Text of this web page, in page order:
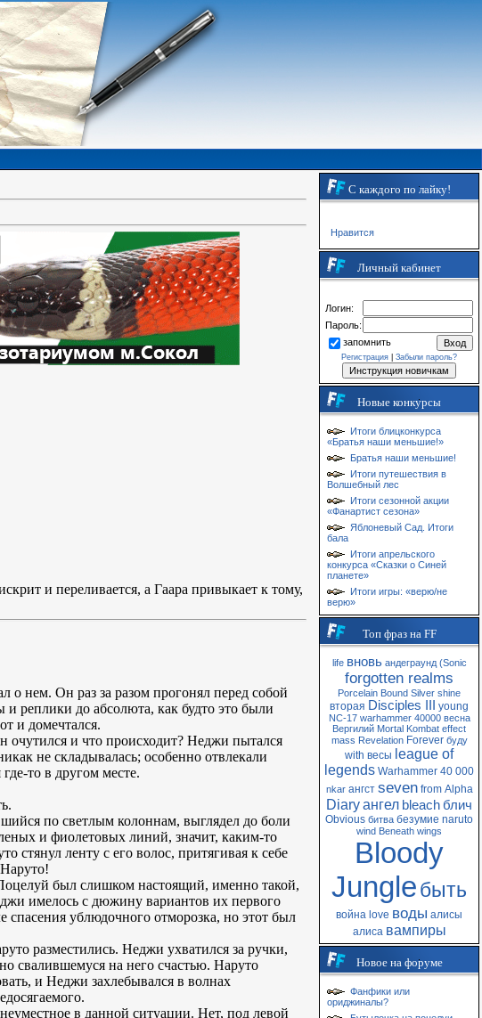
и переливается, а Гаара привыкает к тому,
о нем. Он раз за разом прогонял перед собой
и реплики до абсолюта, как будто это были
и домечтался.
и что происходит? Неджи пытался
не складывалась; особенно отвлекали
то в другом месте.
по светлым колоннам, выглядел до боли
и фиолетовых линий, значит, каким-то
стянул ленту с его волос, притягивая к себе
был слишком настоящий, именно такой,
имелось с дюжину вариантов их первого
спасения ублюдочного отморозка, но этот был
разместились. Неджи ухватился за ручки,
свалившемуся на него счастью. Наруто
и Неджи захлебывался в волнах
в данной ситуации. Нет, под левой
С каждого по лайку!
Нравится
Личный кабинет
Логин:
Пароль:
запомнить
Регистрация Забыли пароль?
Новые конкурсы
Итоги блицконкурса
«Братья наши меньшие!»
Братья наши меньшие!
Итоги путешествия в
Волшебный лес
Итоги сезонной акции
«Фанартист сезона»
Яблоневый Сад. Итоги
бала
Итоги апрельского
конкурса «Сказки о Синей
планете»
Итоги игры: «верю/не
верю»
Топ фраз на FF
life вновь андеграунд (Sonic
forgotten realms
Porcelain Bound Silver shine
вторая Disciples III young
NC-17 warhammer 40000 весна
Вергилий Mortal Kombat effect
mass Revelation Forever буду
with весы league of
legends Warhammer 40 000
nkar ангст seven from Alpha
Diaryангел bleachблич
Obvious битва безумие naruto
wind Beneath wings
Bloody
Jungleбыть
война love воды алисы
алиса вампиры
Новое на форуме
Фанфики или
ориджиналы?